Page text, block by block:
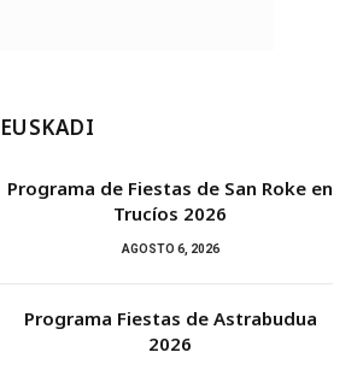
Programa de Fiestas de San Roke en
Trucíos 2026
AGOSTO 6, 2026
Programa Fiestas de Astrabudua
2026